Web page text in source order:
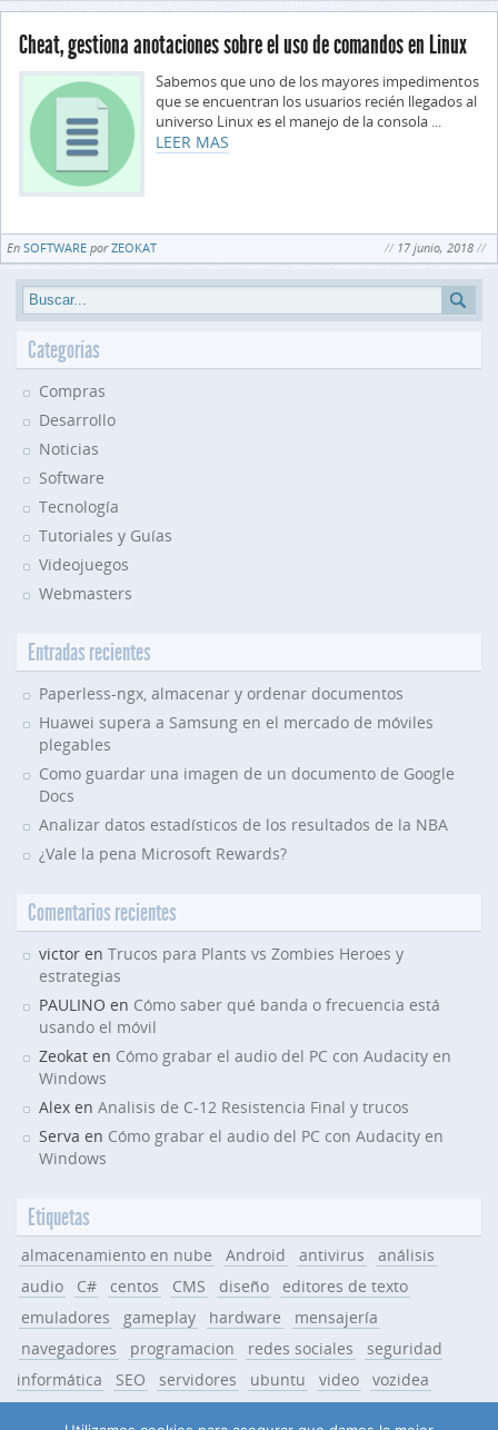
Cheat, gestiona anotaciones sobre el uso de comandos en Linux
Sabemos que uno de los mayores impedimentos
que se encuentran los usuarios recién llegados al
universo Linux es el manejo de la consola ...
LEER MAS
En SOFTWARE porZEOKAT 17 junio, 2018
Categorías
Compras
Desarrollo
Noticias
Software
Tecnología
Tutoriales y Guías
Videojuegos
Webmasters
Entradas recientes
Paperless-ngx, almacenar y ordenar documentos
Huawei supera a Samsung en el mercado de móviles
plegables
Como guardar una imagen de un documento de Google
Docs
Analizar datos estadísticos de los resultados de la NBA
¿Vale la pena Microsoft Rewards?
Comentarios recientes
victor en Trucos para Plants vs Zombies Heroes y
estrategias
PAULINO en Cómo saber qué banda o frecuencia está
usando el móvil
Zeokat en Cómo grabar el audio del PC con Audacity en
Windows
Alex en Analisis de C-12 Resistencia Final y trucos
Serva en Cómo grabar el audio del PC con Audacity en
Windows
Etiquetas
almacenamiento en nube Android antivirus
análisis
audio
C# centos CMS diseño
editores de texto
emuladores
gameplay hardware
mensajería
navegadores
programacion redes sociales
seguridad
informática
SEO servidores ubuntu video
vozidea